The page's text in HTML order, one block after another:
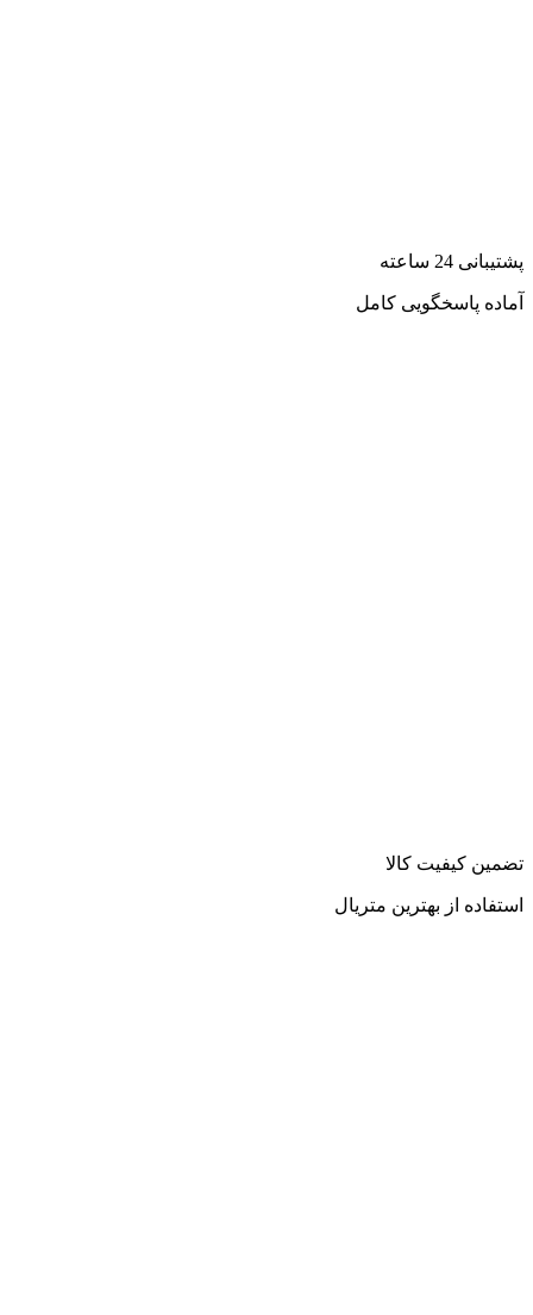
پشتیبانی 24 ساعته
آماده پاسخگویی کامل
تضمین کیفیت کالا
استفاده از بهترین متریال